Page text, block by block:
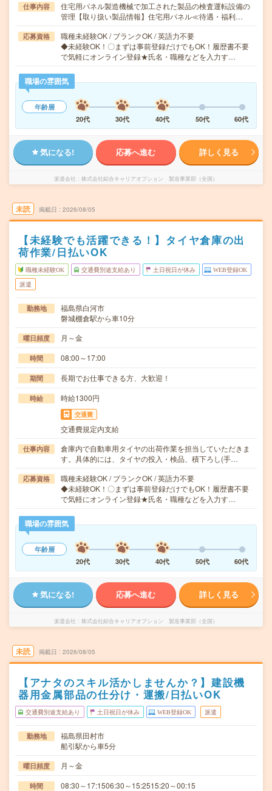
仕事内容
住宅用パネル製造機械で加工された製品の検査運転設備の
管理【取り扱い製品情報】住宅用パネル≪待遇・福利…
応募資格
職種未経験OK / ブランクOK / 英語力不要
◆未経験OK！〇まずは事前登録だけでもOK！履歴書不要
で気軽にオンライン登録★氏名・職種などを入力す…
職場の雰囲気
年齢層
20代
30代 40代 50代 60代
気になる! 応募へ進む 詳しく見る
派遣会社 株式会社綜合キャリアオプション 製造事業部（全国）
未読 掲載日 2026/08/05
【未経験でも活躍できる！】タイヤ倉庫の出
荷作業/日払いOK
職種未経験OK 交通費別途支給あり 土日祝日が休み WEB登録OK
派遣
勤務地
福島県白河市
磐城棚倉駅から車10分
曜日頻度 月～金
時間 08:00～17:00
期間 長期でお仕事できる方、大歓迎！
時給 時給1300円
交通費
交通費規定内支給
仕事内容
倉庫内で自動車用タイヤの出荷作業を担当していただきま
す。具体的には、タイヤの投入・検品、積下ろし(手…
応募資格
職種未経験OK / ブランクOK / 英語力不要
◆未経験OK！〇まずは事前登録だけでもOK！履歴書不要
で気軽にオンライン登録★氏名・職種などを入力す…
職場の雰囲気
年齢層
20代
30代 40代 50代 60代
気になる! 応募へ進む 詳しく見る
派遣会社 株式会社綜合キャリアオプション 製造事業部（全国）
未読 掲載日 2026/08/05
【アナタのスキル活かしませんか？】建設機
器用金属部品の仕分け・運搬/日払いOK
交通費別途支給あり 土日祝日が休み WEB登録OK 派遣
勤務地
福島県田村市
船引駅から車5分
曜日頻度 月～金
時間 08:30～17:1506:30～15:2515:20～00:15